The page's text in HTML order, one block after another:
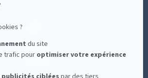
?
du site
trafic pouroptimiservotre expérience
VOS PRÉFÉRENCES EN MATIÈRE DE COOKIES